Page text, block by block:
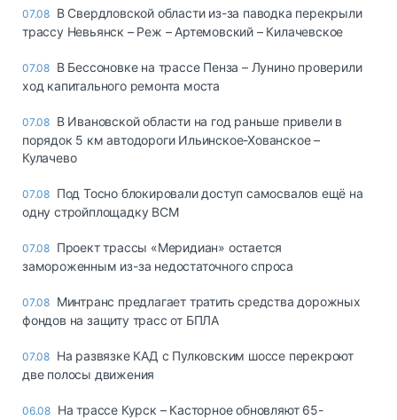
07.08 В Свердловской области из-за паводка перекрыли
трассу Невьянск – Реж – Артемовский – Килачевское
07.08 В Бессоновке на трассе Пенза – Лунино проверили
ход капитального ремонта моста
07.08 В Ивановской области на год раньше привели в
порядок 5 км автодороги Ильинское-Хованское –
Кулачево
07.08 Под Тосно блокировали доступ самосвалов ещё на
одну стройплощадку ВСМ
07.08 Проект трассы «Меридиан» остается
замороженным из-за недостаточного спроса
07.08 Минтранс предлагает тратить средства дорожных
фондов на защиту трасс от БПЛА
07.08 На развязке КАД с Пулковским шоссе перекроют
две полосы движения
06.08 На трассе Курск – Касторное обновляют 65-